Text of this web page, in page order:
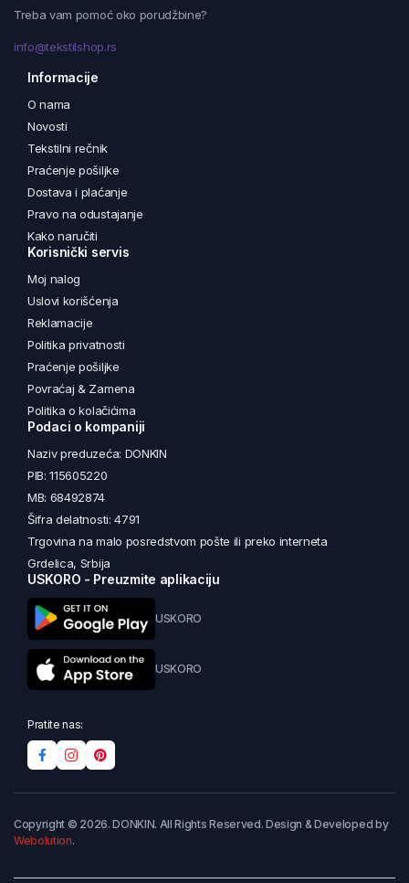
Treba vam pomoć oko porudžbine?
info@tekstilshop.rs
Informacije
O nama
Novosti
Tekstilni rečnik
Praćenje pošiljke
Dostava i plaćanje
Pravo na odustajanje
Kako naručiti
Korisnički servis
Moj nalog
Uslovi korišćenja
Reklamacije
Politika privatnosti
Praćenje pošiljke
Povraćaj & Zamena
Politika o kolačićima
Podaci o kompaniji
Naziv preduzeća: DONKIN
PIB: 115605220
MB: 68492874
Šifra delatnosti: 4791
Trgovina na malo posredstvom pošte ili preko interneta
Grdelica, Srbija
USKORO - Preuzmite aplikaciju
USKORO
USKORO
Pratite nas:
Copyright © 2026. DONKIN. All Rights Reserved. Design & Developed by
Webolution.